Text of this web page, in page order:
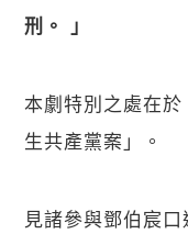
刑。 」
本劇特別之處在
生共產黨案」。
見諸參與鄧伯宸